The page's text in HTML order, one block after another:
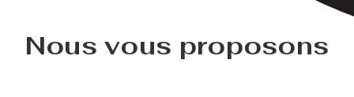
Nous vous proposons